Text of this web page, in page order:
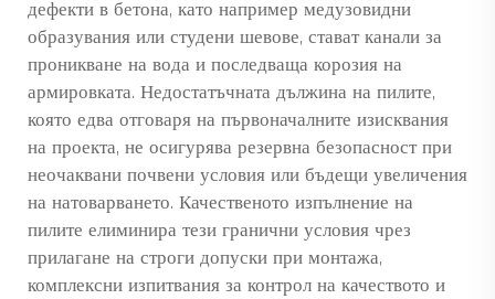
дефекти в бетона, като например медузовидни
образувания или студени шевове, стават канали за
проникване на вода и последваща корозия на
армировката. Недостатъчната дължина на пилите,
която едва отговаря на първоначалните изисквания
на проекта, не осигурява резервна безопасност при
неочаквани почвени условия или бъдещи увеличения
на натоварването. Качественото изпълнение на
пилите елиминира тези гранични условия чрез
прилагане на строги допуски при монтажа,
комплексни изпитвания за контрол на качеството и